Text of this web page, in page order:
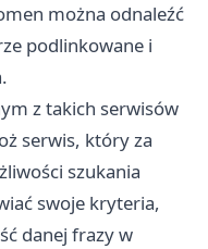
można odnaleźć
podlinkowane i
z takich serwisów
serwis, który za
szukania
swoje kryteria,
danej frazy w